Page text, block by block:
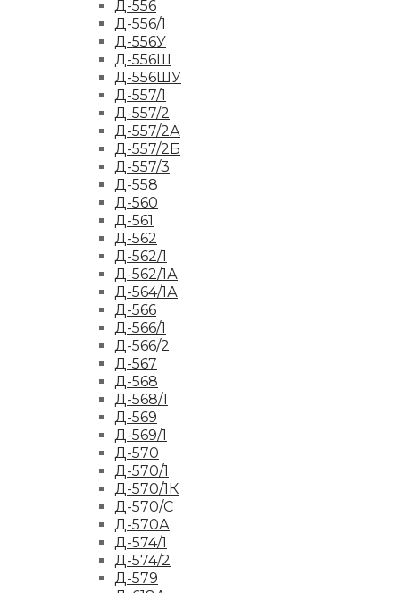
Д-556
Д-556/1
Д-556У
Д-556Ш
Д-556ШУ
Д-557/1
Д-557/2
Д-557/2А
Д-557/2Б
Д-557/3
Д-558
Д-560
Д-561
Д-562
Д-562/1
Д-562/1А
Д-564/1А
Д-566
Д-566/1
Д-566/2
Д-567
Д-568
Д-568/1
Д-569
Д-569/1
Д-570
Д-570/1
Д-570/1К
Д-570/С
Д-570А
Д-574/1
Д-574/2
Д-579